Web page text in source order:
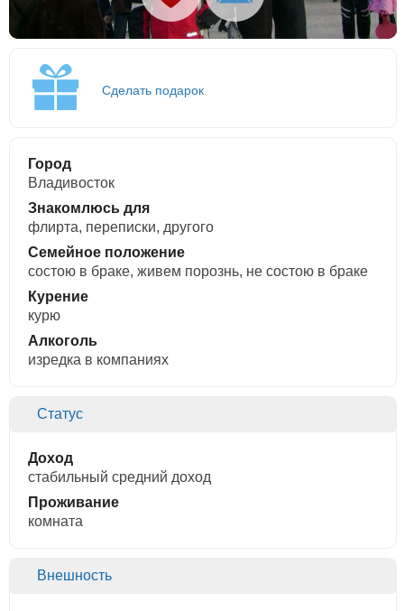
Сделать подарок
Город
Владивосток
Знакомлюсь для
флирта, переписки, другого
Семейное положение
состою в браке, живем порознь, не состою в браке
Курение
курю
Алкоголь
изредка в компаниях
Статус
Доход
стабильный средний доход
Проживание
комната
Внешность